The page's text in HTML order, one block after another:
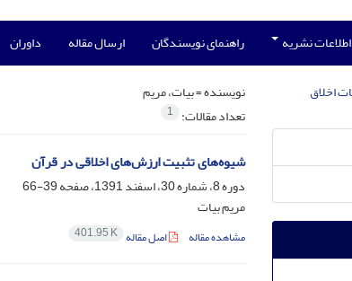
اطلاعات نشریه راهنمای نویسندگان ارسال مقاله داوران
نویسنده =بیات، مریم
تعداد مقالات: 1
شیوه‌های تثبیت ارزش‌های اخلاقی در قرآن
دوره 8، شماره 30، اسفند 1391، صفحه
39-66
مریم بیات
مشاهده مقاله اصل مقاله 401.95 K